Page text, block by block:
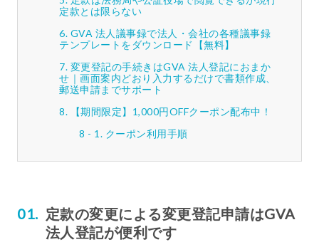
定款とは限らない
GVA 法人議事録で法人・会社の各種議事録
テンプレートをダウンロード【無料】
変更登記の手続きはGVA 法人登記におまか
せ｜画面案内どおり入力するだけで書類作成、
郵送申請までサポート
【期間限定】1,000円OFFクーポン配布中！
クーポン利用手順
定款の変更による変更登記申請はGVA
法人登記が便利です